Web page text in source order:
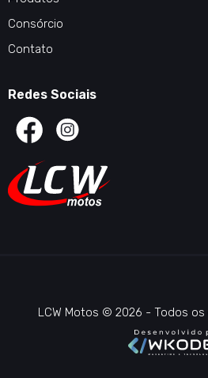
Consórcio
Contato
Redes Sociais
LCW Motos © 2026 - Todos